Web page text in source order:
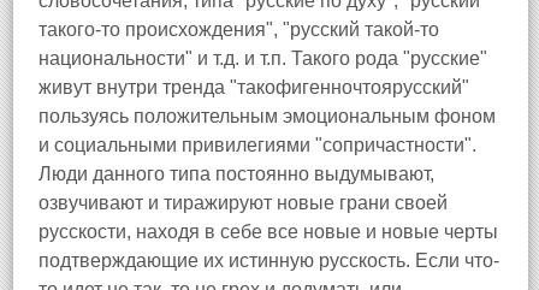
такого-то происхождения", "русский такой-то
национальности" и т.д. и т.п. Такого рода "русские"
живут внутри тренда "такофигенночтоярусский"
пользуясь положительным эмоциональным фоном
и социальными привилегиями "сопричастности".
Люди данного типа постоянно выдумывают,
озвучивают и тиражируют новые грани своей
русскости, находя в себе все новые и новые черты
подтверждающие их истинную русскость. Если что-